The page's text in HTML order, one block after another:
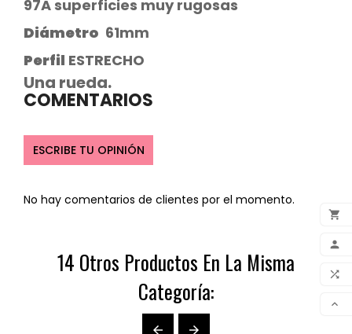




97A superficies muy rugosas
Diámetro 61mm
Perfil ESTRECHO
Una rueda.
COMENTARIOS
ESCRIBE TU OPINIÓN
No hay comentarios de clientes por el momento.
14 Otros Productos En La Misma
Categoría:
 